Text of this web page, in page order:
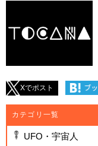
Xでポスト
カテゴリ一覧
UFO・宇宙人